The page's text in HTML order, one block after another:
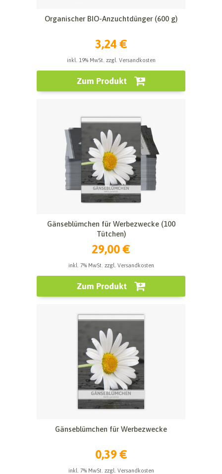
Organischer BIO-Anzuchtdünger (600 g)
3,24 €
inkl. 19% MwSt. zzgl. Versandkosten
Zum Produkt
Gänseblümchen für Werbezwecke (100
Tütchen)
29,00 €
inkl. 7% MwSt. zzgl. Versandkosten
Zum Produkt
Gänseblümchen für Werbezwecke
0,39 €
inkl. 7% MwSt. zzgl. Versandkosten